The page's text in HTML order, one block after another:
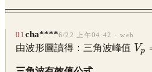
01 cha****6/22 上午04:42 · web
由波形圖讀得：三角波峰值 Vp